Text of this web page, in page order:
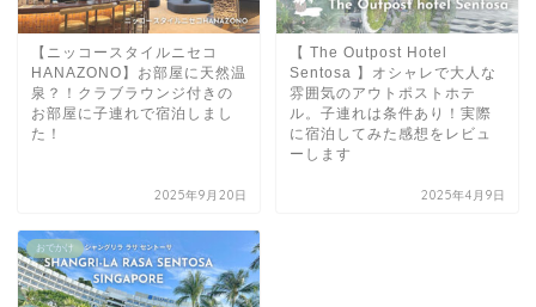
【ニッコースタイルニセコ
HANAZONO】お部屋に天然温
泉？！クラブラウンジ付きの
お部屋に子連れで宿泊しまし
た！
2025年9月20日
【 The Outpost Hotel
Sentosa 】オシャレで大人な
雰囲気のアウトポストホテ
ル。子連れは条件あり！実際
に宿泊してみた感想をレビュ
ーします
2025年4月9日
おでかけ